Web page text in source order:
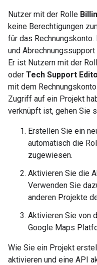
Nutzer mit der Rolle
keine Berechtigungen
für das
und
Er ist Nutzern mit der
oder Tech Support
mit dem
Zugriff auf ein Projekt
verknüpft ist, gehen Sie
Erstellen Sie ein
automatisch die
zugewiesen.
Aktivieren Sie die
Verwenden Sie
anderen Projekte
Aktivieren Sie von
Google Maps
Wie Sie ein Projekt
aktivieren und eine API